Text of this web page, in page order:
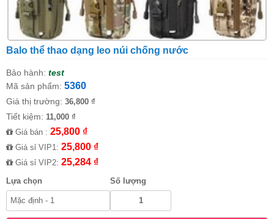
Balo thể thao dạng leo núi chống nước
Bảo hành: test
Mã sản phẩm: 5360
Giá thị trường: 36,800 ₫
Tiết kiệm: 11,000 ₫
Giá bán : 25,800 ₫
Giá sỉ VIP1: 25,800 ₫
Giá sỉ VIP2: 25,284 ₫
Lựa chọn Số lượng